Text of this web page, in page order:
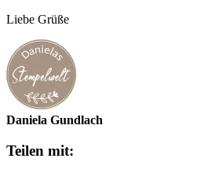
Liebe Grüße
Daniela Gundlach
Teilen mit: